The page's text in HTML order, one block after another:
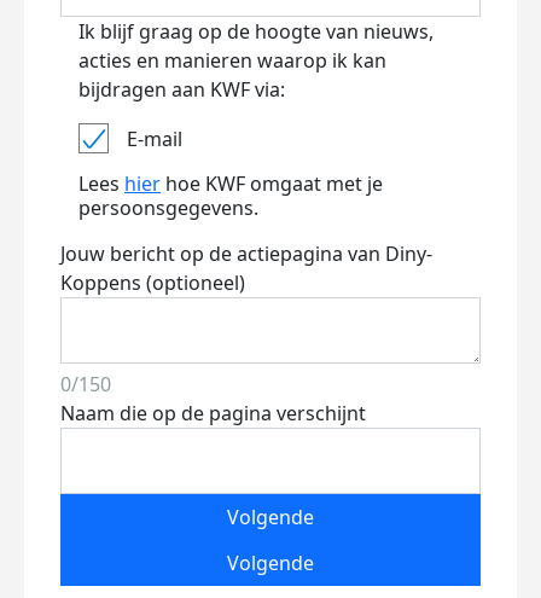
Ik blijf graag op de hoogte van nieuws,
acties en manieren waarop ik kan
bijdragen aan KWF via:
E-mail
Lees hier hoe KWF omgaat met je
persoonsgegevens.
Jouw bericht op de actiepagina van Diny-
Koppens (optioneel)
0/150
Naam die op de pagina verschijnt
Volgende
Volgende